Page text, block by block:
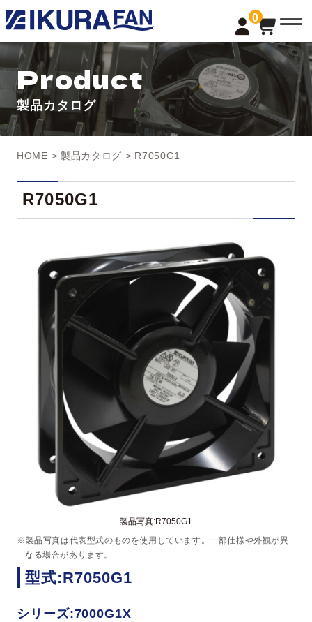
0
t
o
g
l
e
a
v
i
g
a
n
Product
製品カタログ
HOME > 製品カタログ > R7050G1
R7050G1
製品写真:R7050G1
※製品写真は代表型式のものを使用しています。一部仕様や外観が異
なる場合があります。
型式:R7050G1
シリーズ:7000G1X